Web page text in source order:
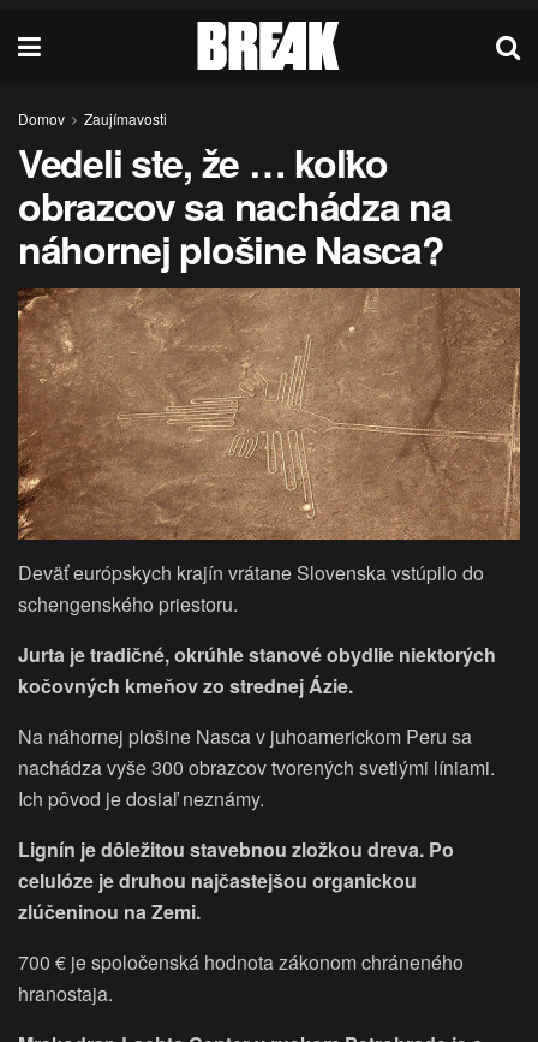
Domov Zaujímavosti
Vedeli ste, že … koľko
obrazcov sa nachádza na
náhornej plošine Nasca?
Deväť európskych krajín vrátane Slovenska vstúpilo do
schengenského priestoru.
Jurta je tradičné, okrúhle stanové obydlie niektorých
kočovných kmeňov zo strednej Ázie.
Na náhornej plošine Nasca v juhoamerickom Peru sa
nachádza vyše 300 obrazcov tvorených svetlými líniami.
Ich pôvod je dosiaľ neznámy.
Lignín je dôležitou stavebnou zložkou dreva. Po
celulóze je druhou najčastejšou organickou
zlúčeninou na Zemi.
700 € je spoločenská hodnota zákonom chráneného
hranostaja.